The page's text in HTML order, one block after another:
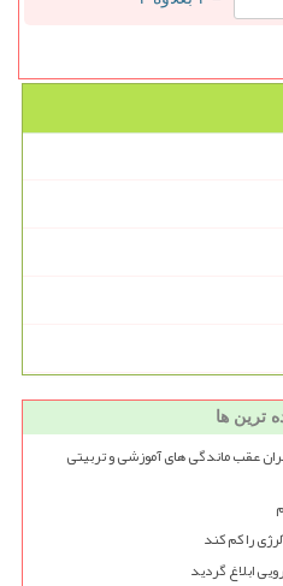
ترین ها
عقب ماندگی های آموزشی و تربیتی
را کم کند
ابلاغ گردید